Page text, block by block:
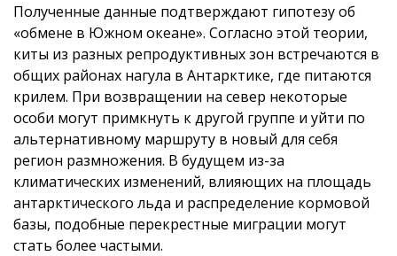
Полученные данные подтверждают гипотезу об
«обмене в Южном океане». Согласно этой теории,
киты из разных репродуктивных зон встречаются в
общих районах нагула в Антарктике, где питаются
крилем. При возвращении на север некоторые
особи могут примкнуть к другой группе и уйти по
альтернативному маршруту в новый для себя
регион размножения. В будущем из-за
климатических изменений, влияющих на площадь
антарктического льда и распределение кормовой
базы, подобные перекрестные миграции могут
стать более частыми.